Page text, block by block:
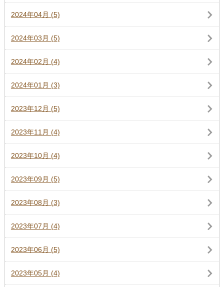
2024年04月 (5)
2024年03月 (5)
2024年02月 (4)
2024年01月 (3)
2023年12月 (5)
2023年11月 (4)
2023年10月 (4)
2023年09月 (5)
2023年08月 (3)
2023年07月 (4)
2023年06月 (5)
2023年05月 (4)